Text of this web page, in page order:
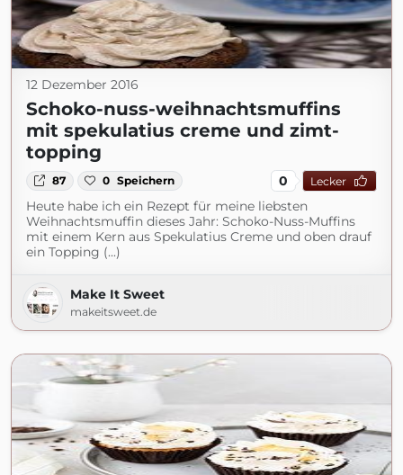
12 Dezember 2016
Schoko-nuss-weihnachtsmuffins
mit spekulatius creme und zimt-
topping
87 0 Speichern 0 Lecker
Heute habe ich ein Rezept für meine liebsten
Weihnachtsmuffin dieses Jahr: Schoko-Nuss-Muffins
mit einem Kern aus Spekulatius Creme und oben drauf
ein Topping (...)
Make It Sweet
makeitsweet.de